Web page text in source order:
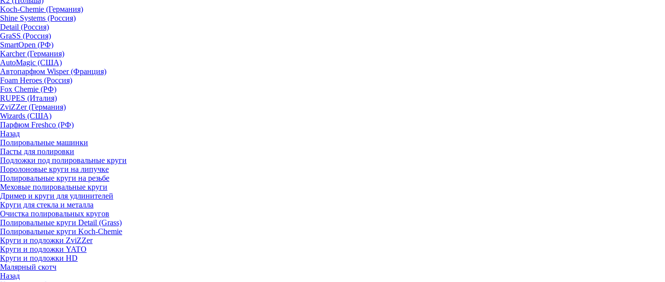
Koch-Chemie (Германия)
Shine Systems (Россия)
Detail (Россия)
GraSS (Россия)
SmartOpen (РФ)
Karcher (Германия)
AutoMagic (США)
Автопарфюм Wisper (Франция)
Foam Heroes (Россия)
Fox Chemie (РФ)
RUPES (Италия)
ZviZZer (Германия)
Wizards (США)
Парфюм Freshco (РФ)
Назад
Полировальные машинки
Пасты для полировки
Подложки под полировальные круги
Поролоновые круги на липучке
Полировальные круги на резьбе
Меховые полировальные круги
Дример и круги для удлинителей
Круги для стекла и металла
Очистка полировальных кругов
Полировальные круги Detail (Grass)
Полировальные круги Koch-Chemie
Круги и подложки ZviZZer
Круги и подложки YATO
Круги и подложки HD
Малярный скотч
Назад